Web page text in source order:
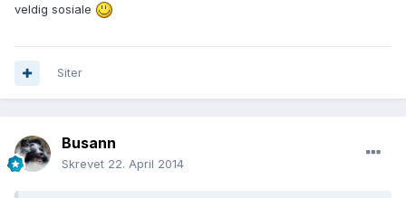
veldig sosiale
Siter
Busann
Skrevet 22. April 2014